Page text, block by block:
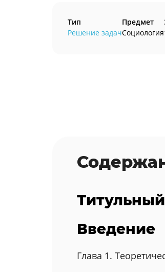
Тип
Решение задач
Предмет
Социология
Введение
Глава 1.